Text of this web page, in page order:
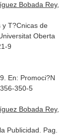
Bobada Rey,
y T?Cnicas de
Oberta
9
En: Promoci?N
350-5
Bobada Rey,
Publicidad. Pag.